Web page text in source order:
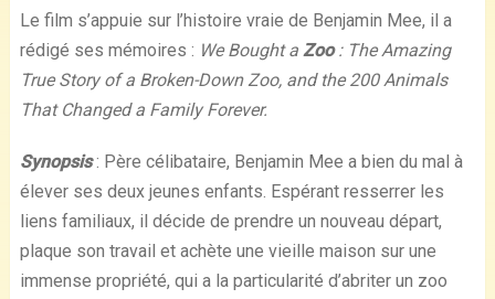
Le film s’appuie sur l’histoire vraie de Benjamin Mee, il a
rédigé ses mémoires : We Bought a Zoo: The Amazing
True Story of a Broken-Down Zoo, and the 200 Animals
That Changed a Family Forever.
Synopsis: Père célibataire, Benjamin Mee a bien du mal à
élever ses deux jeunes enfants. Espérant resserrer les
liens familiaux, il décide de prendre un nouveau départ,
plaque son travail et achète une vieille maison sur une
immense propriété, qui a la particularité d’abriter un zoo